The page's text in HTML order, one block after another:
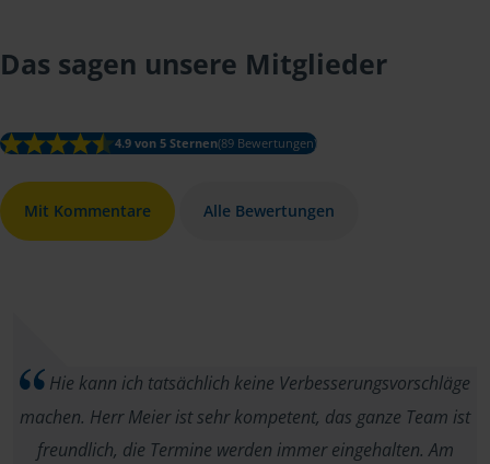
Das sagen unsere Mitglieder
4.9 von 5 Sternen(89 Bewertungen)
Mit Kommentare Alle Bewertungen
Hie kann ich tatsächlich keine Verbesserungsvorschläge
machen. Herr Meier ist sehr kompetent, das ganze Team ist
freundlich, die Termine werden immer eingehalten. Am